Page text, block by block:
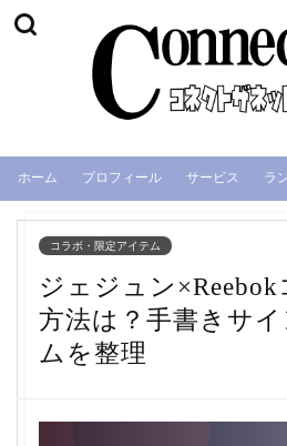
ホーム プロフィール サービス ラ
コラボ・限定アイテム
ジェジュン
方法は？手書きサ
ムを整理